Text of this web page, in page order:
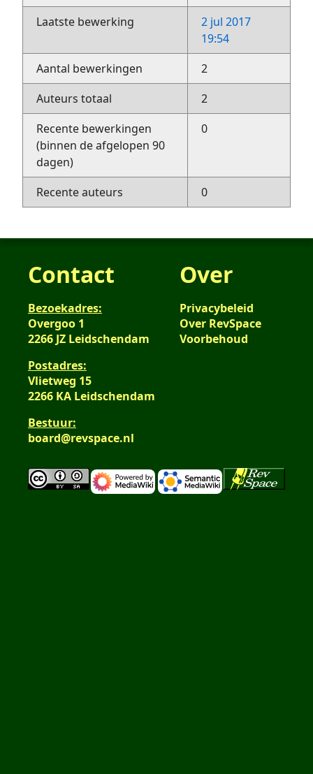
Laatste bewerking
2 jul 2017
19:54
Aantal bewerkingen
2
Auteurs totaal
2
Recente bewerkingen
(binnen de afgelopen 90
dagen)
0
Recente auteurs 0
Contact
Bezoekadres:
Overgoo 1
2266 JZ Leidschendam
Postadres:
Vlietweg 15
2266 KA Leidschendam
Bestuur:
board@revspace.nl
Over
Privacybeleid
Over RevSpace
Voorbehoud